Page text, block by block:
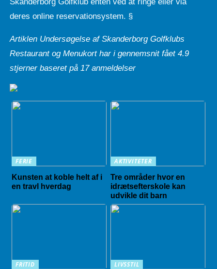
deres online reservationsystem. §
Artiklen Undersøgelse af Skanderborg Golfklubs
Restaurant og Menukort har i gennemsnit fået 4.9
stjerner baseret på 17anmeldelser
FERIE
Kunsten at koble helt af i
en travl hverdag
AKTIVITETER
Tre områder hvor en
idrætsefterskole kan
udvikle dit barn
FRITID
LIVSSTIL